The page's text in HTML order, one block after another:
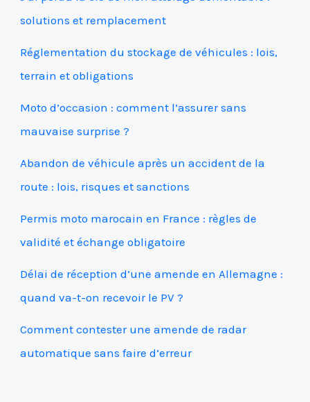
solutions et remplacement
Réglementation du stockage de véhicules : lois,
terrain et obligations
Moto d’occasion : comment l’assurer sans
mauvaise surprise ?
Abandon de véhicule après un accident de la
route : lois, risques et sanctions
Permis moto marocain en France : règles de
validité et échange obligatoire
Délai de réception d’une amende en Allemagne :
quand va-t-on recevoir le PV ?
Comment contester une amende de radar
automatique sans faire d’erreur